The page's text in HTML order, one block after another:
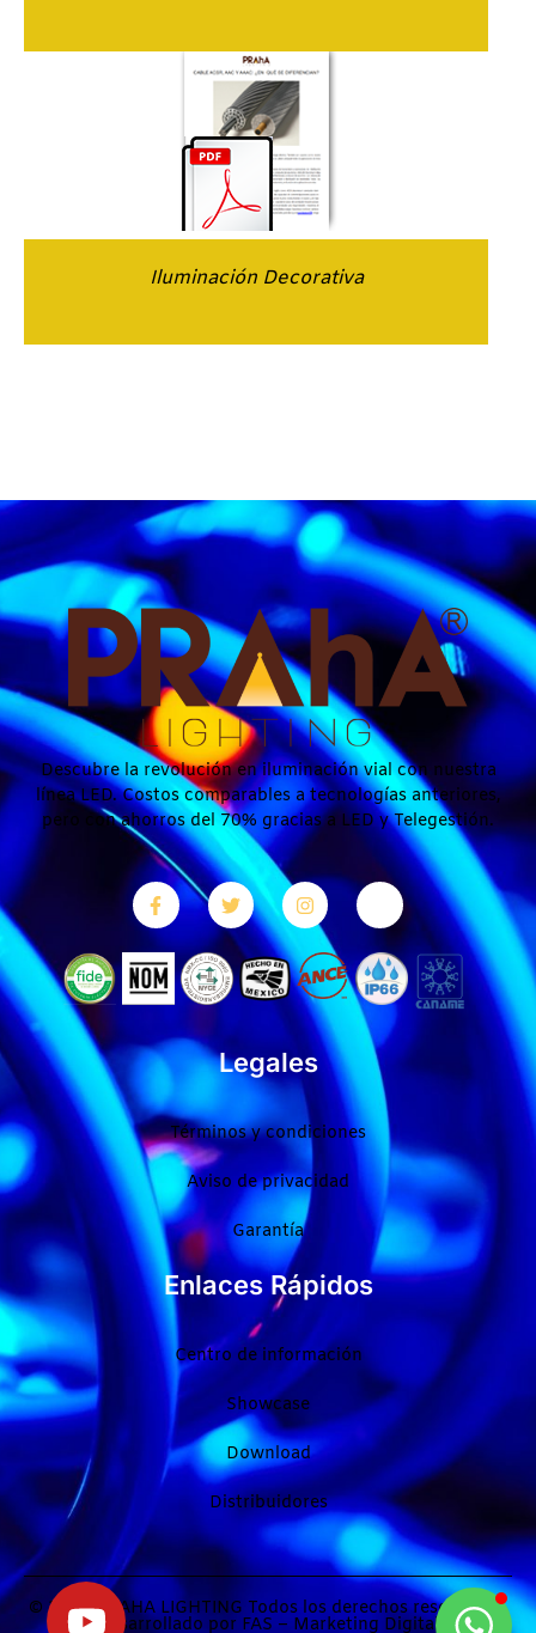
Iluminación Decorativa
Enlaces Rápidos
Centro de información
Showcase
Download
Distribuidores
Descubre la revolución en iluminación vial con nuestra
línea LED. Costos comparables a tecnologías anteriores,
pero con ahorros del 70% gracias a LED y Telegestión.
Legales
Términos y condiciones
Aviso de privacidad
Garantía
© 2024 PRAHA LIGHTING Todos los derechos reservados.
Desarrollado por FAS – Marketing Digital